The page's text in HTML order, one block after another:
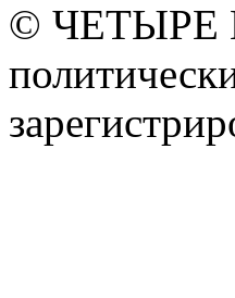
© ЧЕТЫРЕ